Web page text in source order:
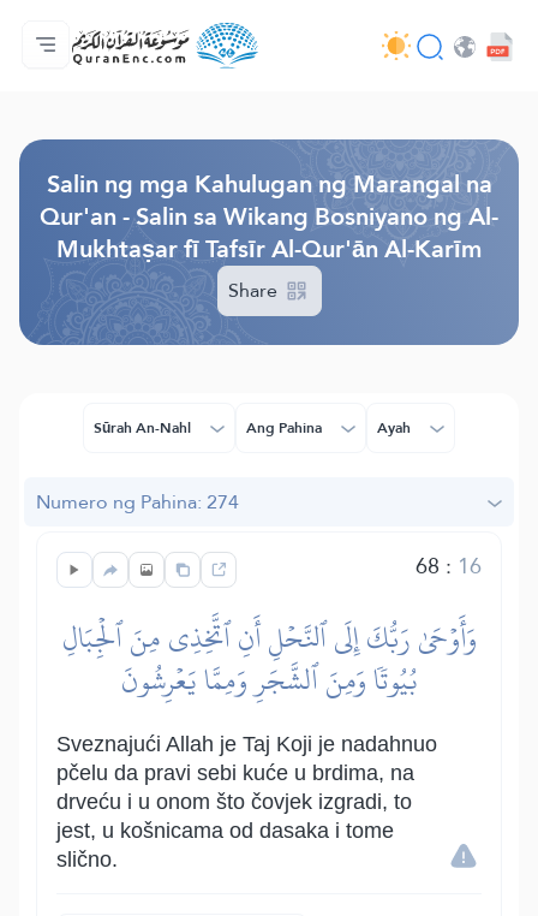
Ang Pangunahin
Indise ng mga Salin
Audio
Mga Serbisyo ng mga Developer - API
Tungkol
makipag-ugnayan sa amin
Ang Wika
Salin ng mga Kahulugan ng Marangal na
Qur'an - Salin sa Wikang Bosniyano ng Al-
Mukhtaṣar fī Tafsīr Al-Qur'ān Al-Karīm
Share
Sūrah An-Nahl Ang Pahina Ayah
Numero ng Pahina: 274
68 : 16
وَأَوۡحَىٰ رَبُّكَ إِلَى ٱلنَّحۡلِ أَنِ ٱتَّخِذِي مِنَ ٱلۡجِبَالِ
بُيُوتٗا وَمِنَ ٱلشَّجَرِ وَمِمَّا يَعۡرِشُونَ
Sveznajući Allah je Taj Koji je nadahnuo
pčelu da pravi sebi kuće u brdima, na
drveću i u onom što čovjek izgradi, to
jest, u košnicama od dasaka i tome
slično.